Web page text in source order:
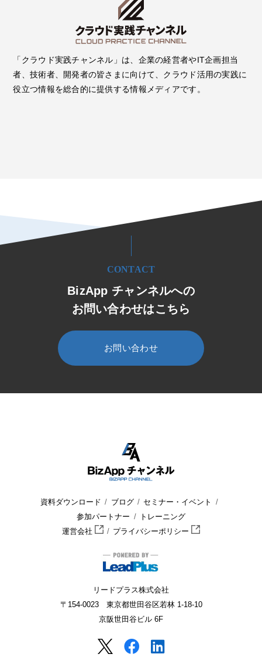
「クラウド実践チャンネル」は、企業の経営者やIT企画担当
者、技術者、開発者の皆さまに向けて、クラウド活用の実践に
役立つ情報を総合的に提供する情報メディアです。
CONTACT
BizApp チャンネルへの
お問い合わせはこちら
お問い合わせ
資料ダウンロード ブログ
セミナー・イベント
参加パートナー
トレーニング
運営会社
プライバシーポリシー
リードプラス株式会社
〒154-0023 東京都世田谷区若林 1-18-10
京阪世田谷ビル 6F